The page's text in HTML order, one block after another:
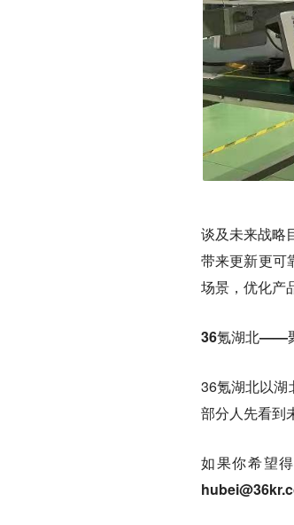
谈及未来战略
带来更新更可
场景，优化产
36氪湖北——
36氪湖北以湖
部分人先看到
如果你希望